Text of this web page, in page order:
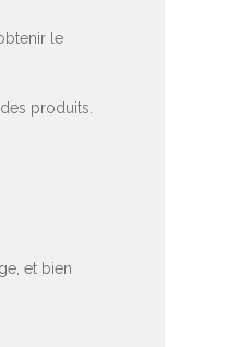
le
produits.
et bien